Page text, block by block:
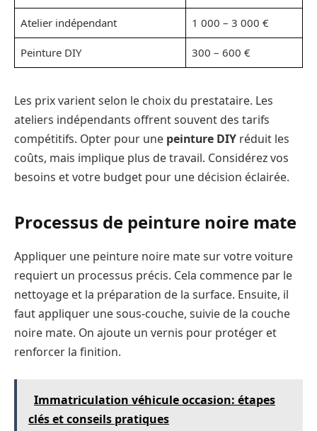
Atelier indépendant 1 000 – 3 000 €
Peinture DIY 300 – 600 €
Les prix varient selon le choix du prestataire. Les
ateliers indépendants offrent souvent des tarifs
compétitifs. Opter pour une peinture DIY réduit les
coûts, mais implique plus de travail. Considérez vos
besoins et votre budget pour une décision éclairée.
Processus de peinture noire mate
Appliquer une peinture noire mate sur votre voiture
requiert un processus précis. Cela commence par le
nettoyage et la préparation de la surface. Ensuite, il
faut appliquer une sous-couche, suivie de la couche
noire mate. On ajoute un vernis pour protéger et
renforcer la finition.
Immatriculation véhicule occasion: étapes
clés et conseils pratiques